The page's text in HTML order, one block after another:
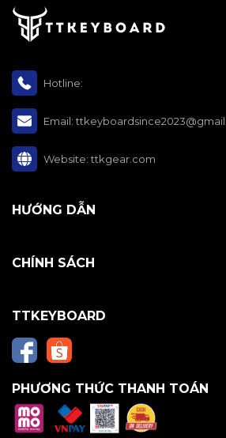
Hotline:
Email:
Website:ttkgear.com
HƯỚNG DẪN
CHÍNH SÁCH
TTKEYBOARD
PHƯƠNG THỨC THANH TOÁN